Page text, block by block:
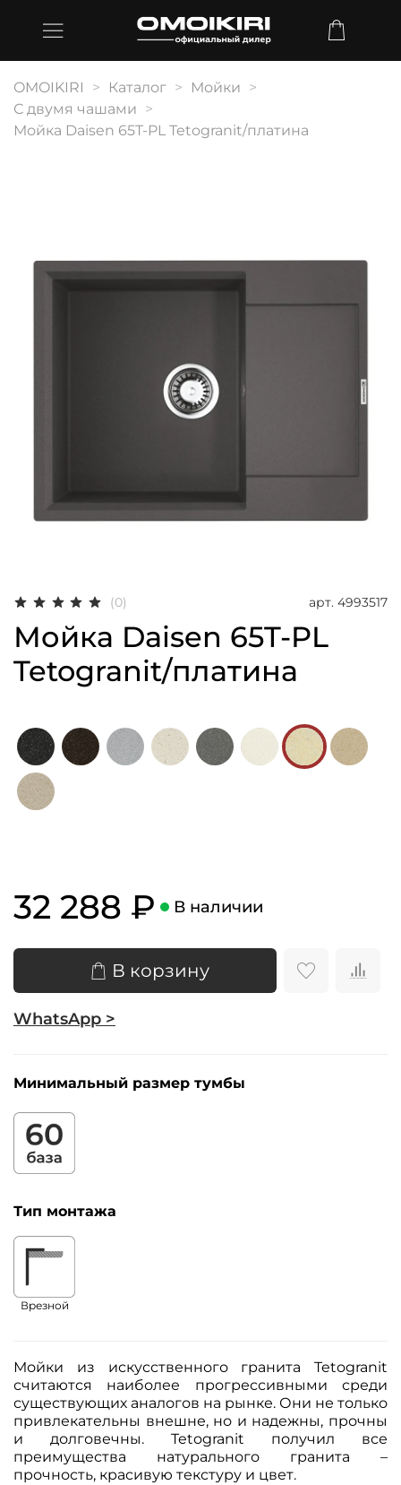
OMOIKIRI Каталог
Мойки
С двумя чашами
Мойка Daisen 65T-PL Tetogranit/платина
(0) арт. 4993517
Мойка Daisen 65T-PL
Tetogranit/платина
32 288 ₽ В наличии
В корзину
WhatsApp >
Минимальный размер тумбы
Тип монтажа
Врезной
Мойки из искусственного гранита Tetogranit
считаются наиболее прогрессивными среди
существующих аналогов на рынке. Они не только
привлекательны внешне, но и надежны, прочны
и долговечны. Tetogranit получил все
преимущества натурального гранита –
прочность, красивую текстуру и цвет.